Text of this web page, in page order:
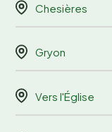
Chesières
Gryon
Vers l'Église